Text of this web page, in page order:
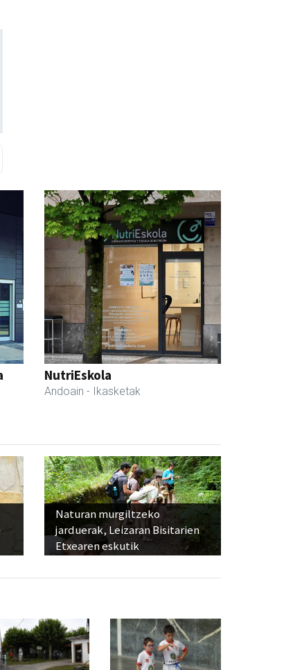
NutriEskola
Andoain - Ikasketak
Naturan murgiltzeko
jarduerak, Leizaran Bisitarien
Etxearen eskutik